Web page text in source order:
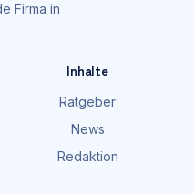
Firma in
Inhalte
Ratgeber
News
Redaktion